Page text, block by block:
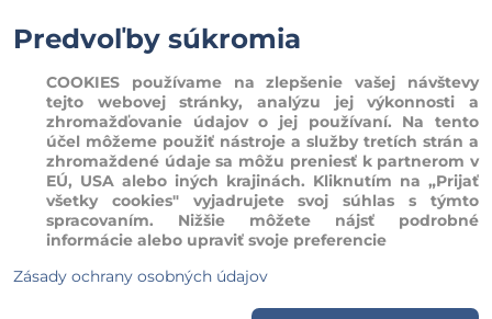
Predvoľby súkromia
COOKIES používame na zlepšenie vašej návštevy
tejto webovej stránky, analýzu jej výkonnosti a
zhromažďovanie údajov o jej používaní. Na tento
účel môžeme použiť nástroje a služby tretích strán a
zhromaždené údaje sa môžu preniesť k partnerom v
EÚ, USA alebo iných krajinách. Kliknutím na „Prijať
všetky cookies" vyjadrujete svoj súhlas s týmto
spracovaním. Nižšie môžete nájsť podrobné
informácie alebo upraviť svoje preferencie
Zásady ochrany osobných údajov